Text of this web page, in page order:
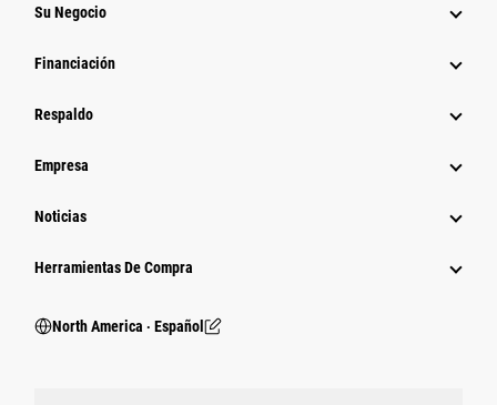
Su Negocio
Financiación
Respaldo
Empresa
Noticias
Herramientas De Compra
North America ‧ Español